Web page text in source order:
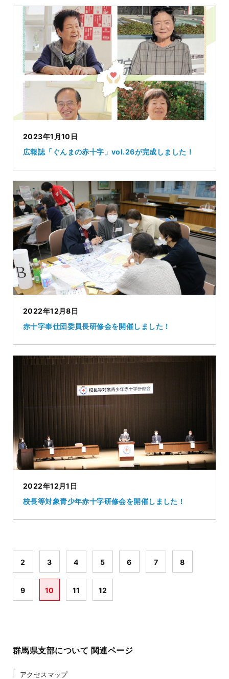
2023年1月10日
広報誌「ぐんまの赤十字」vol.26が完成しました！
2022年12月8日
赤十字奉仕団委員長研修会を開催しました！
2022年12月1日
校長等対象青少年赤十字研修会を開催しました！
2 3 4 5 6 7 8
9 10 11 12
群馬県支部について 関連ページ
アクセスマップ